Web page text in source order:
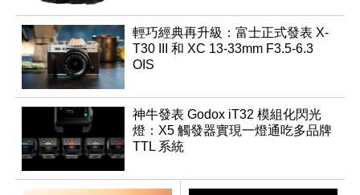
輕巧經典再升級：富士正式發表 X-
T30 III 和 XC 13-33mm F3.5-6.3
OIS
神牛發表 Godox iT32 模組化閃光
燈：X5 觸發器實現一燈通吃多品牌
TTL 系統